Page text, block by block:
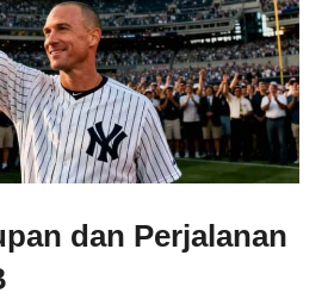
dan Perjalanan